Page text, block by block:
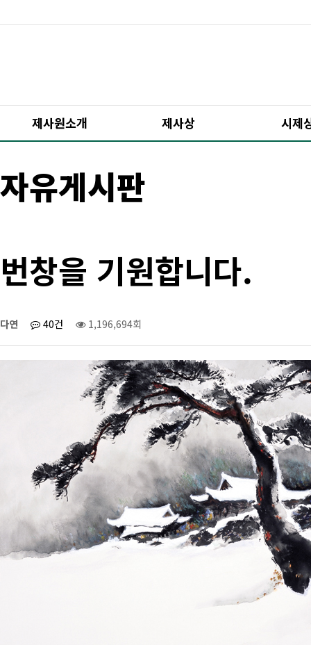
제사원소개 제사상 시제
자유게시판
번창을 기원합니다.
다연 40건 1,196,694회